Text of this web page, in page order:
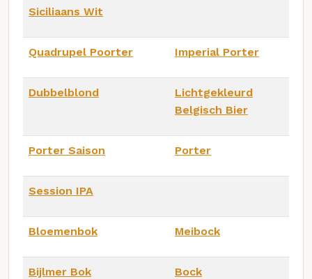
Siciliaans Wit
Quadrupel Poorter Imperial Porter
Dubbelblond
Lichtgekleurd
Belgisch Bier
Porter Saison Porter
Session IPA
Bloemenbok Meibock
Bijlmer Bok Bock